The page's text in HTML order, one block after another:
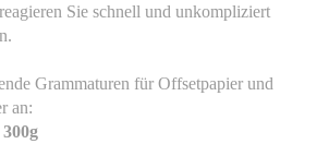
Sie schnell und unkompliziert
Grammaturen für Offsetpapier und
an: